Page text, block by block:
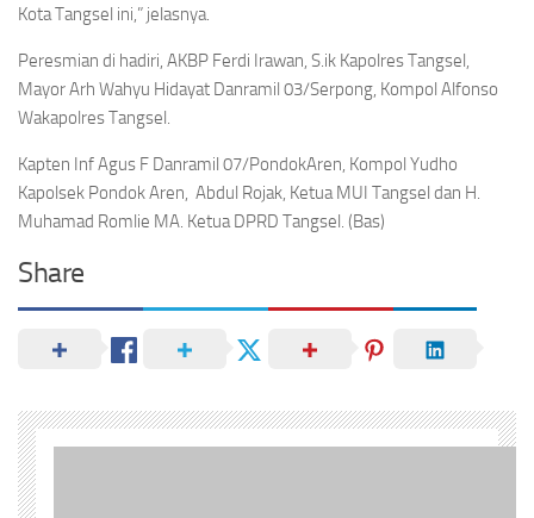
Kota Tangsel ini,” jelasnya.
Peresmian di hadiri, AKBP Ferdi Irawan, S.ik Kapolres Tangsel,
Mayor Arh Wahyu Hidayat Danramil 03/Serpong, Kompol Alfonso
Wakapolres Tangsel.
Kapten Inf Agus F Danramil 07/PondokAren, Kompol Yudho
Kapolsek Pondok Aren, Abdul Rojak, Ketua MUI Tangsel dan H.
Muhamad Romlie MA. Ketua DPRD Tangsel. (Bas)
Share